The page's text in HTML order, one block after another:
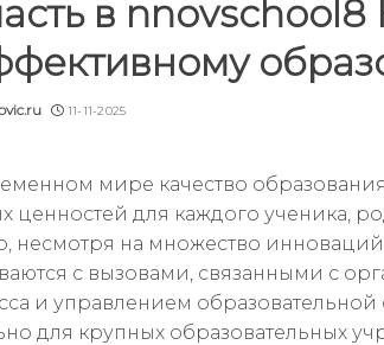
в
11-11-2025
мире качество
ценностей для каждого ученика,
несмотря на множество
с вызовами, связанными с
и управлением
для крупных образовательных